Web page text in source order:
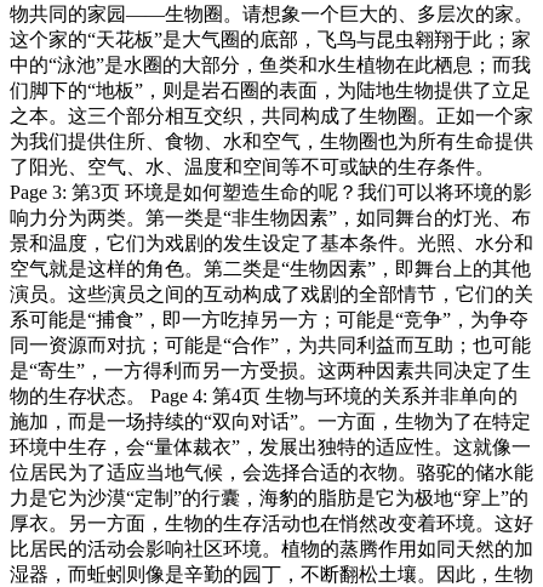
物共同的家园——生物圈。请想象一个巨大的、多层次的家。
这个家的“天花板”是大气圈的底部，飞鸟与昆虫翱翔于此；家
中的“泳池”是水圈的大部分，鱼类和水生植物在此栖息；而我
们脚下的“地板”，则是岩石圈的表面，为陆地生物提供了立足
之本。这三个部分相互交织，共同构成了生物圈。正如一个家
为我们提供住所、食物、水和空气，生物圈也为所有生命提供
了阳光、空气、水、温度和空间等不可或缺的生存条件。
Page 3: 第3页 环境是如何塑造生命的呢？我们可以将环境的影
响力分为两类。第一类是“非生物因素”，如同舞台的灯光、布
景和温度，它们为戏剧的发生设定了基本条件。光照、水分和
空气就是这样的角色。第二类是“生物因素”，即舞台上的其他
演员。这些演员之间的互动构成了戏剧的全部情节，它们的关
系可能是“捕食”，即一方吃掉另一方；可能是“竞争”，为争夺
同一资源而对抗；可能是“合作”，为共同利益而互助；也可能
是“寄生”，一方得利而另一方受损。这两种因素共同决定了生
物的生存状态。 Page 4: 第4页 生物与环境的关系并非单向的
施加，而是一场持续的“双向对话”。一方面，生物为了在特定
环境中生存，会“量体裁衣”，发展出独特的适应性。这就像一
位居民为了适应当地气候，会选择合适的衣物。骆驼的储水能
力是它为沙漠“定制”的行囊，海豹的脂肪是它为极地“穿上”的
厚衣。另一方面，生物的生存活动也在悄然改变着环境。这好
比居民的活动会影响社区环境。植物的蒸腾作用如同天然的加
湿器，而蚯蚓则像是辛勤的园丁，不断翻松土壤。因此，生物